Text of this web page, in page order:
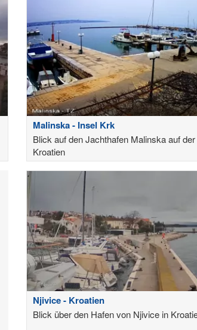
Malinska - Insel Krk
Blick auf den Jachthafen Malinska auf
Kroatien
Njivice - Kroatien
Blick über den Hafen von Njivice in